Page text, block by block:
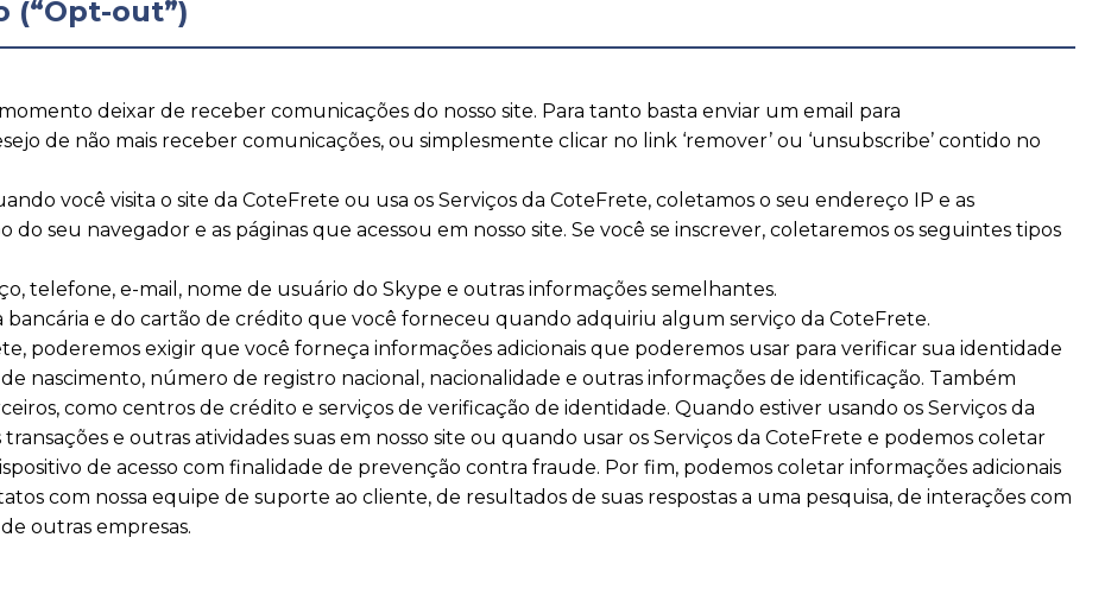
(“Opt-out”)
deixar de receber comunicações do nosso site. Para tanto basta enviar um email para
de não mais receber comunicações, ou simplesmente clicar no link ‘remover’ ou ‘unsubscribe’ contido no
você visita o site da CoteFrete ou usa os Serviços da CoteFrete, coletamos o seu endereço IP e as
seu navegador e as páginas que acessou em nosso site. Se você se inscrever, coletaremos os seguintes tipos
telefone, e-mail, nome de usuário do Skype e outras informações semelhantes.
bancária e do cartão de crédito que você forneceu quando adquiriu algum serviço da CoteFrete.
poderemos exigir que você forneça informações adicionais que poderemos usar para verificar sua identidade
nascimento, número de registro nacional, nacionalidade e outras informações de identificação. Também
como centros de crédito e serviços de verificação de identidade. Quando estiver usando os Serviços da
e outras atividades suas em nosso site ou quando usar os Serviços da CoteFrete e podemos coletar
de acesso com finalidade de prevenção contra fraude. Por fim, podemos coletar informações adicionais
com nossa equipe de suporte ao cliente, de resultados de suas respostas a uma pesquisa, de interações com
outras empresas.